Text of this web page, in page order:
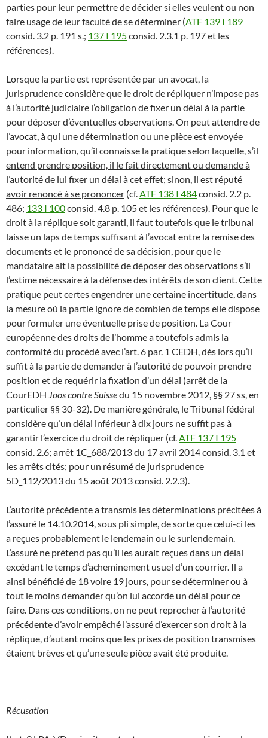
parties pour leur permettre de décider si elles veulent ou non
faire usage de leur faculté de se déterminer (ATF 139 I 189
consid. 3.2 p. 191 s.; 137 I 195consid. 2.3.1 p. 197 et les
références).
Lorsque la partie est représentée par un avocat, la
jurisprudence considère que le droit de répliquer n’impose pas
à l’autorité judiciaire l’obligation de fixer un délai à la partie
pour déposer d’éventuelles observations. On peut attendre de
l’avocat, à qui une détermination ou une pièce est envoyée
pour information, qu’il connaisse la pratique selon laquelle, s’il
entend prendre position, il le fait directement ou demande à
l’autorité de lui fixer un délai à cet effet; sinon, il est réputé
avoir renoncé à se prononcer (cf. ATF 138 I 484consid. 2.2 p.
486; 133 I 100consid. 4.8 p. 105 et les références). Pour que le
droit à la réplique soit garanti, il faut toutefois que le tribunal
laisse un laps de temps suffisant à l’avocat entre la remise des
documents et le prononcé de sa décision, pour que le
mandataire ait la possibilité de déposer des observations s’il
l’estime nécessaire à la défense des intérêts de son client. Cette
pratique peut certes engendrer une certaine incertitude, dans
la mesure où la partie ignore de combien de temps elle dispose
pour formuler une éventuelle prise de position. La Cour
européenne des droits de l’homme a toutefois admis la
conformité du procédé avec l’art. 6 par. 1 CEDH, dès lors qu’il
suffit à la partie de demander à l’autorité de pouvoir prendre
position et de requérir la fixation d’un délai (arrêt de la
CourEDH Joos contre Suissedu 15 novembre 2012, §§ 27 ss, en
particulier §§ 30-32). De manière générale, le Tribunal fédéral
considère qu’un délai inférieur à dix jours ne suffit pas à
garantir l’exercice du droit de répliquer (cf. ATF 137 I 195
consid. 2.6; arrêt 1C_688/2013 du 17 avril 2014 consid. 3.1 et
les arrêts cités; pour un résumé de jurisprudence
5D_112/2013 du 15 août 2013 consid. 2.2.3).
L’autorité précédente a transmis les déterminations précitées à
l’assuré le 14.10.2014, sous pli simple, de sorte que celui-ci les
a reçues probablement le lendemain ou le surlendemain.
L’assuré ne prétend pas qu’il les aurait reçues dans un délai
excédant le temps d’acheminement usuel d’un courrier. Il a
ainsi bénéficié de 18 voire 19 jours, pour se déterminer ou à
tout le moins demander qu’on lui accorde un délai pour ce
faire. Dans ces conditions, on ne peut reprocher à l’autorité
précédente d’avoir empêché l’assuré d’exercer son droit à la
réplique, d’autant moins que les prises de position transmises
étaient brèves et qu’une seule pièce avait été produite.
Récusation